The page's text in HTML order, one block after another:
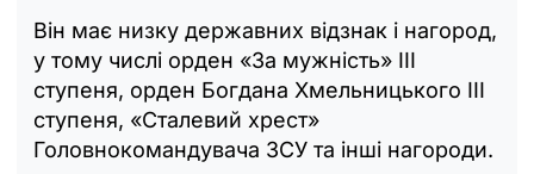
Він має низку державних відзнак і нагород,
у тому числі орден «За мужність» ІІІ
ступеня, орден Богдана Хмельницького ІІІ
ступеня, «Сталевий хрест»
Головнокомандувача ЗСУ та інші нагороди.